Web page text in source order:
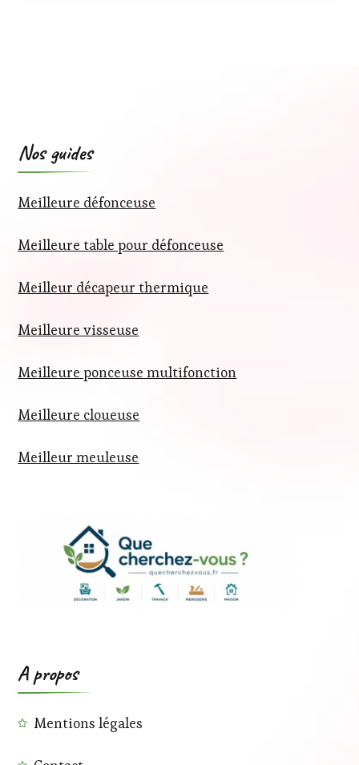
Nos guides
Meilleure défonceuse
Meilleure table pour défonceuse
Meilleur décapeur thermique
Meilleure visseuse
Meilleure ponceuse multifonction
Meilleure cloueuse
Meilleur meuleuse
A propos
Mentions légales